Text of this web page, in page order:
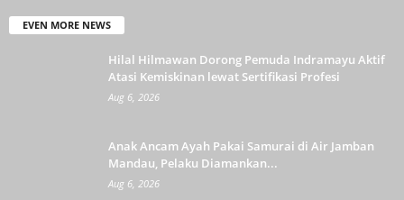
EVEN MORE NEWS
Hilal Hilmawan Dorong Pemuda Indramayu Aktif
Atasi Kemiskinan lewat Sertifikasi Profesi
Aug 6, 2026
Anak Ancam Ayah Pakai Samurai di Air Jamban
Mandau, Pelaku Diamankan...
Aug 6, 2026